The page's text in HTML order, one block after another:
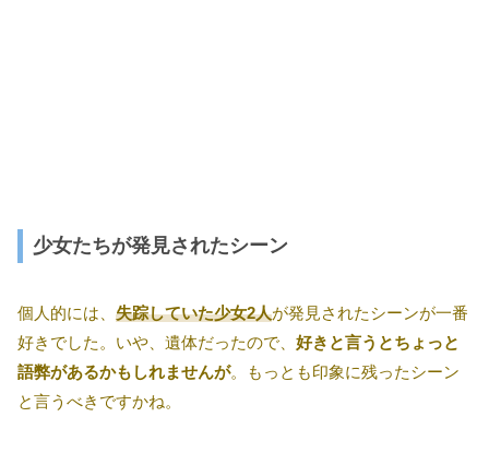
少女たちが発見されたシーン
個人的には、 失踪していた少女2人が発見されたシーンが一番
好きでした。いや、遺体だったので、 好きと言うとちょっと
語弊があるかもしれませんが。もっとも印象に残ったシーン
と言うべきですかね。